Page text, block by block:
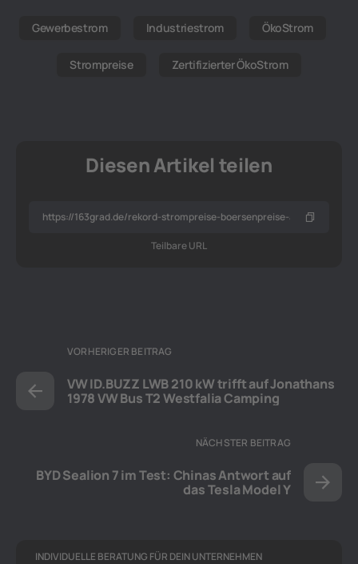
Gewerbestrom Industriestrom ÖkoStrom
Strompreise Zertifizierter ÖkoStrom
Diesen Artikel teilen
Teilbare URL
VORHERIGER BEITRAG
VW ID.BUZZ LWB 210 kW trifft auf Jonathans
1978 VW Bus T2 Westfalia Camping
NÄCHSTER BEITRAG
BYD Sealion 7 im Test: Chinas Antwort auf
das Tesla Model Y
INDIVIDUELLE BERATUNG FÜR DEIN UNTERNEHMEN